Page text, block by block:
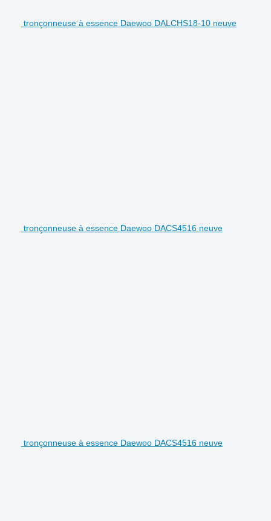
tronçonneuse à essence Daewoo DALCHS18-10 neuve
tronçonneuse à essence Daewoo DACS4516 neuve
tronçonneuse à essence Daewoo DACS4516 neuve